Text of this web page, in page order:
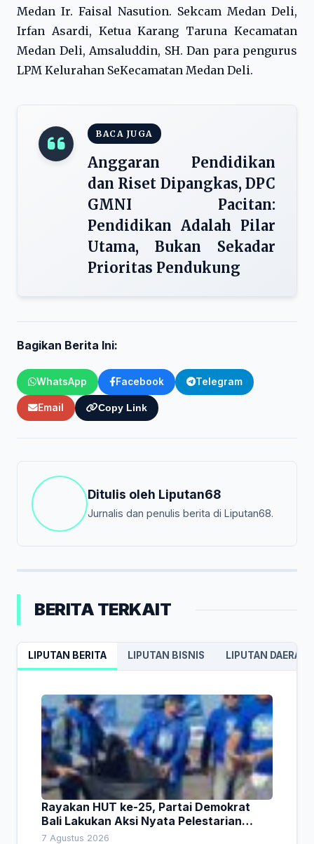
Medan Ir. Faisal Nasution. Sekcam Medan Deli,
Irfan Asardi, Ketua Karang Taruna Kecamatan
Medan Deli, Amsaluddin, SH. Dan para pengurus
LPM Kelurahan SeKecamatan Medan Deli.
BACA JUGA
Anggaran Pendidikan
dan Riset Dipangkas, DPC
GMNI Pacitan:
Pendidikan Adalah Pilar
Utama, Bukan Sekadar
Prioritas Pendukung
Bagikan Berita Ini:
WhatsApp Facebook Telegram
Email Copy Link
Ditulis oleh Liputan68
Jurnalis dan penulis berita di Liputan68.
BERITA TERKAIT
LIPUTAN BERITA LIPUTAN BISNIS LIPUTAN DAERAH
Rayakan HUT ke-25, Partai Demokrat
Bali Lakukan Aksi Nyata Pelestarian
Lingkungan
7 Agustus 2026